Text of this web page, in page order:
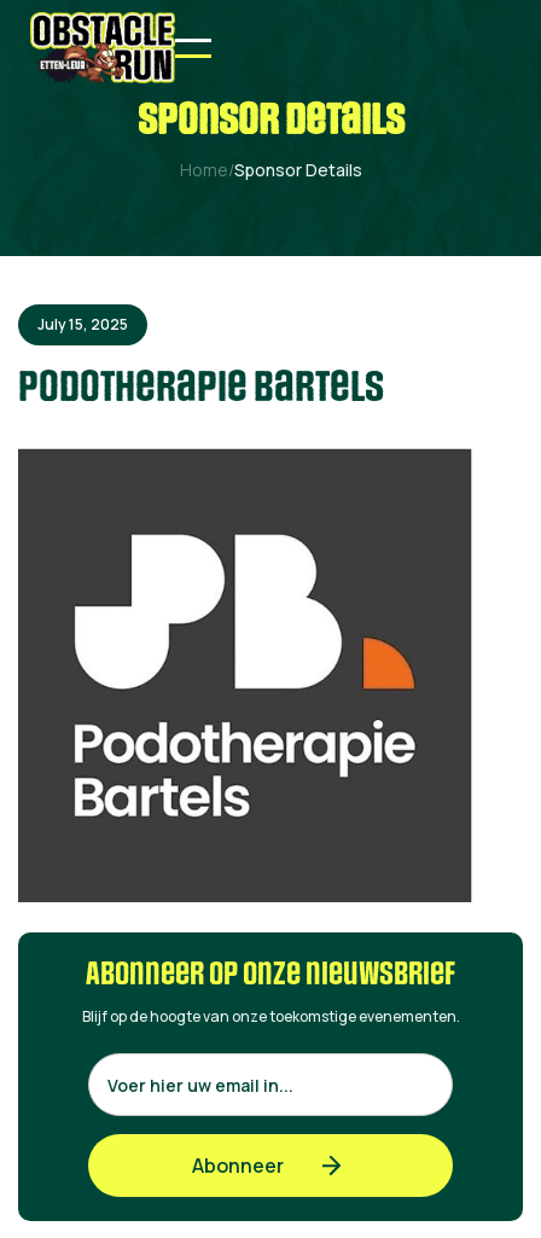
sponsor details
Home/Sponsor Details
July 15, 2025
Podotherapie Bartels
Abonneer op onze nieuwsbrief
Blijf op de hoogte van onze toekomstige evenementen.